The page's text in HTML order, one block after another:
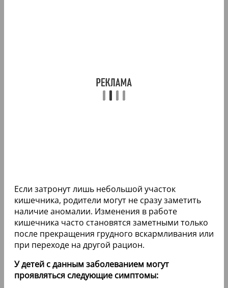
Если затронут лишь небольшой участок
кишечника, родители могут не сразу заметить
наличие аномалии. Изменения в работе
кишечника часто становятся заметными только
после прекращения грудного вскармливания или
при переходе на другой рацион.
У детей с данным заболеванием могут
проявляться следующие симптомы: